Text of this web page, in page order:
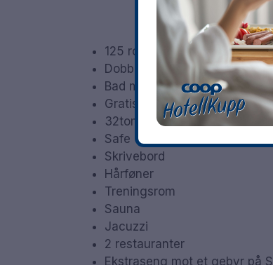
125 rom
Dobbeltrom
Bad med dusj
Gratis WiFi
32tommer TV
Safe
Skrivebord
Hårføner
Treningsrom
Sauna
Jacuzzi
2 restauranter
Ekstraseng mot et gebyr på